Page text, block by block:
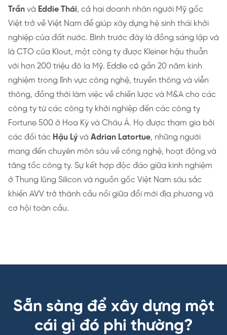
Trần và Eddie Thái, cả hai doanh nhân người Mỹ gốc
Việt trở về Việt Nam để giúp xây dựng hệ sinh thái khởi
nghiệp của đất nước. Bình trước đây là đồng sáng lập và
là CTO của Klout, một công ty được Kleiner hậu thuẫn
với hơn 200 triệu đô la Mỹ. Eddie có gần 20 năm kinh
nghiệm trong lĩnh vực công nghệ, truyền thông và viễn
thông, đồng thời làm việc về chiến lược và M&A cho các
công ty từ các công ty khởi nghiệp đến các công ty
Fortune 500 ở Hoa Kỳ và Châu Á. Họ được tham gia bởi
các đối tác Hậu Lývà Adrian Latortue, những người
mang đến chuyên môn sâu về công nghệ, hoạt động và
tăng tốc công ty. Sự kết hợp độc đáo giữa kinh nghiệm
ở Thung lũng Silicon và nguồn gốc Việt Nam sâu sắc
khiến AVV trở thành cầu nối giữa đổi mới địa phương và
cơ hội toàn cầu.
Sẵn sàng để xây dựng một
cái gì đó phi thường?